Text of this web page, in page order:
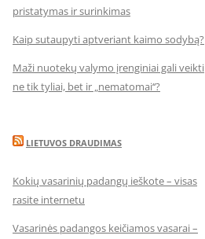
pristatymas ir surinkimas
Kaip sutaupyti aptveriant kaimo sodybą?
Maži nuotekų valymo įrenginiai gali veikti
ne tik tyliai, bet ir „nematomai‘‘?
LIETUVOS DRAUDIMAS
Kokių vasarinių padangų ieškote – visas
rasite internetu
Vasarinės padangos keičiamos vasarai –